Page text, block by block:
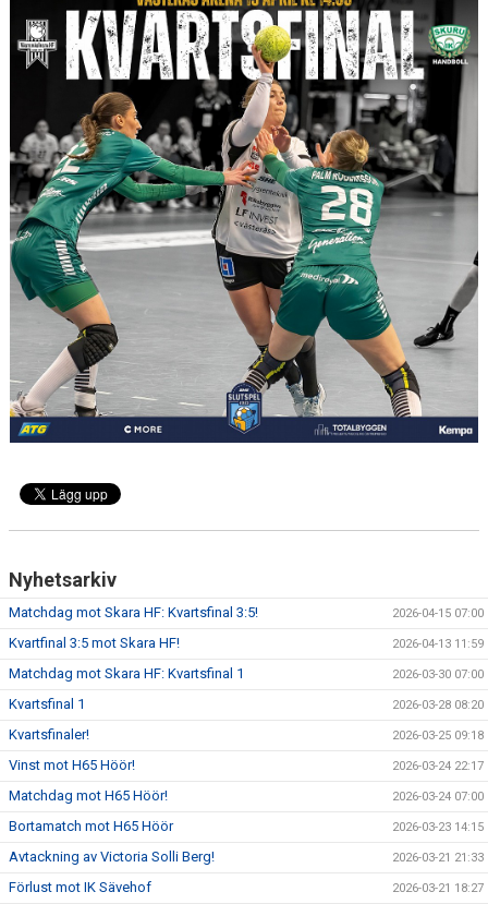
PARTNERS
#VISTÄLLERUPP
Nyhetsarkiv
Matchdag mot Skara HF: Kvartsfinal 3:5! 2026-04-15 07:00
Kvartfinal 3:5 mot Skara HF! 2026-04-13 11:59
Matchdag mot Skara HF: Kvartsfinal 1 2026-03-30 07:00
Kvartsfinal 1 2026-03-28 08:20
Kvartsfinaler! 2026-03-25 09:18
Vinst mot H65 Höör! 2026-03-24 22:17
Matchdag mot H65 Höör! 2026-03-24 07:00
Bortamatch mot H65 Höör 2026-03-23 14:15
Avtackning av Victoria Solli Berg! 2026-03-21 21:33
Förlust mot IK Sävehof 2026-03-21 18:27